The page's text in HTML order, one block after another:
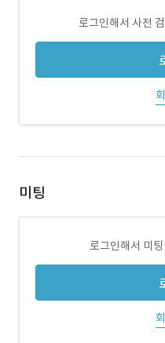
로그인해서 사전
미팅
로그인해서 미